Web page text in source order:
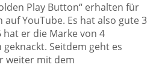
Play Button“ erhalten für
auf YouTube. Es hat also gute 3
hat er die Marke von 4
Seitdem geht es
weiter mit dem